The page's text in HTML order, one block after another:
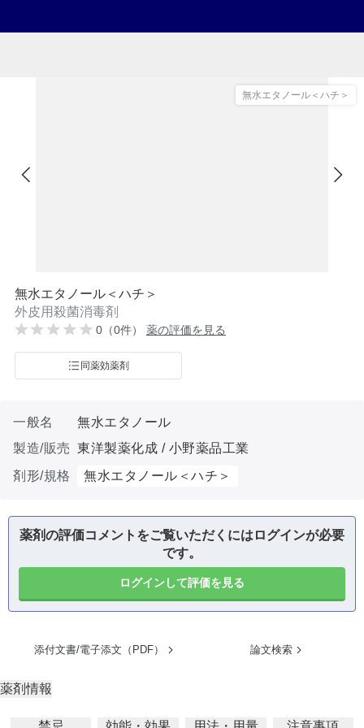
無水エタノール＜ハチ＞
無水エタノール＜ハチ＞
外皮用殺菌消毒剤
0（0件） 薬の評価を見る
同薬効薬剤
一般名
無水エタノール
製造/販売 東洋製薬化成 / 小野薬品工業
剤形/規格
無水エタノール＜ハチ＞
薬剤の評価コメントをご覧いただくにはログインが必要
です。
ログインして評価を見る
添付文書/電子添文（PDF） 論文検索
薬剤情報